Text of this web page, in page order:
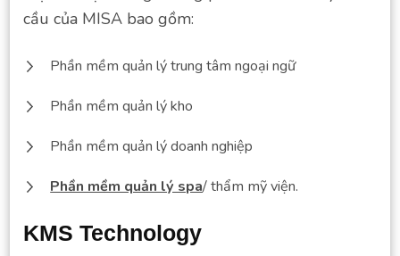
cầu của MISA bao gồm:
Phần mềm quản lý trung tâm ngoại ngữ
Phần mềm quản lý kho
Phần mềm quản lý doanh nghiệp
Phần mềm quản lý spa/ thẩm mỹ viện.
KMS Technology